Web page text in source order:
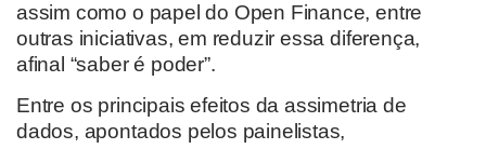
assim como o papel do Open Finance, entre
outras iniciativas, em reduzir essa diferença,
afinal “saber é poder”.
Entre os principais efeitos da assimetria de
dados, apontados pelos painelistas,